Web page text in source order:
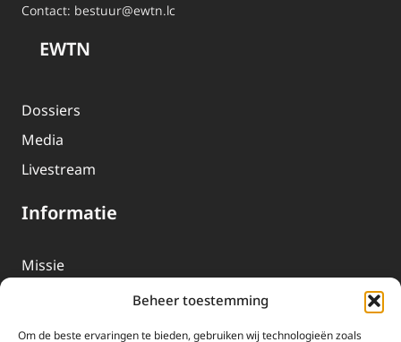
Beheer toestemming
Om de beste ervaringen te bieden, gebruiken wij technologieën zoals
Contact: bestuur@ewtn.lc
EWTN
Dossiers
Media
Livestream
Informatie
Missie